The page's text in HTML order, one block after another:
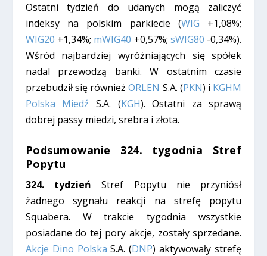
Ostatni tydzień do udanych mogą zaliczyć
indeksy na polskim parkiecie (WIG +1,08%;
WIG20 +1,34%; mWIG40 +0,57%;sWIG80 -0,34%).
Wśród najbardziej wyróżniających się spółek
nadal przewodzą banki. W ostatnim czasie
przebudził się równieżORLEN S.A. (PKN) i KGHM
Polska Miedź S.A. (KGH). Ostatni za sprawą
dobrej passy miedzi, srebra i złota.
Podsumowanie 324. tygodnia Stref
Popytu
324. tydzieńStref Popytu nie przyniósł
żadnego sygnału reakcji na strefę popytu
Squabera. W trakcie tygodnia wszystkie
posiadane do tej pory akcje, zostały sprzedane.
Akcje Dino Polska S.A. (DNP) aktywowały strefę